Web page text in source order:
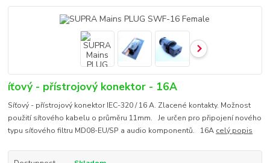
íťový - přístrojový konektor - 16A
Síťový - přístrojový konektor IEC-320 / 16 A. Zlacené kontakty. Možnost
použití sítového kabelu o průměru 11mm. Je určen pro připojení nového
typu síťového filtru MD08-EU/SP a audio komponentů. 16A celý popis